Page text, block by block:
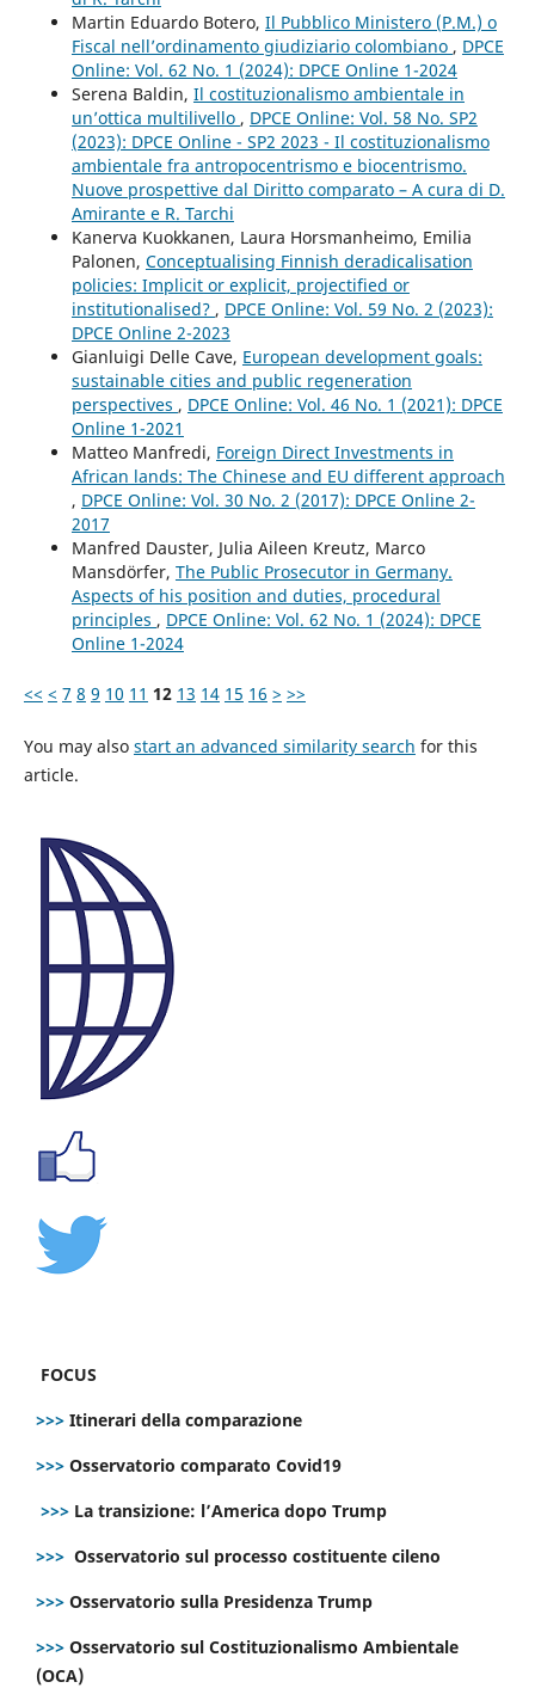
Martin Eduardo Botero, Il Pubblico Ministero (P.M.) o
Fiscal nell’ordinamento giudiziario colombiano , DPCE
Online: Vol. 62 No. 1 (2024): DPCE Online 1-2024
Serena Baldin, Il costituzionalismo ambientale in
un’ottica multilivello , DPCE Online: Vol. 58 No. SP2
(2023): DPCE Online - SP2 2023 - Il costituzionalismo
ambientale fra antropocentrismo e biocentrismo.
Nuove prospettive dal Diritto comparato – A cura di D.
Amirante e R. Tarchi
Kanerva Kuokkanen, Laura Horsmanheimo, Emilia
Palonen, Conceptualising Finnish deradicalisation
policies: Implicit or explicit, projectified or
institutionalised? , DPCE Online: Vol. 59 No. 2 (2023):
DPCE Online 2-2023
Gianluigi Delle Cave, European development goals:
sustainable cities and public regeneration
perspectives , DPCE Online: Vol. 46 No. 1 (2021): DPCE
Online 1-2021
Matteo Manfredi, Foreign Direct Investments in
African lands: The Chinese and EU different approach
, DPCE Online: Vol. 30 No. 2 (2017): DPCE Online 2-
2017
Manfred Dauster, Julia Aileen Kreutz, Marco
Mansdörfer, The Public Prosecutor in Germany.
Aspects of his position and duties, procedural
principles , DPCE Online: Vol. 62 No. 1 (2024): DPCE
Online 1-2024
<< < 7 8 9 10 11 12 13 14 15 16 > >>
You may also start an advanced similarity search for this
article.
FOCUS
>>> Itinerari della comparazione
>>> Osservatorio comparato Covid19
>>> La transizione: l’America dopo Trump
>>> Osservatorio sul processo costituente cileno
>>> Osservatorio sulla Presidenza Trump
>>> Osservatorio sul Costituzionalismo Ambientale
(OCA)